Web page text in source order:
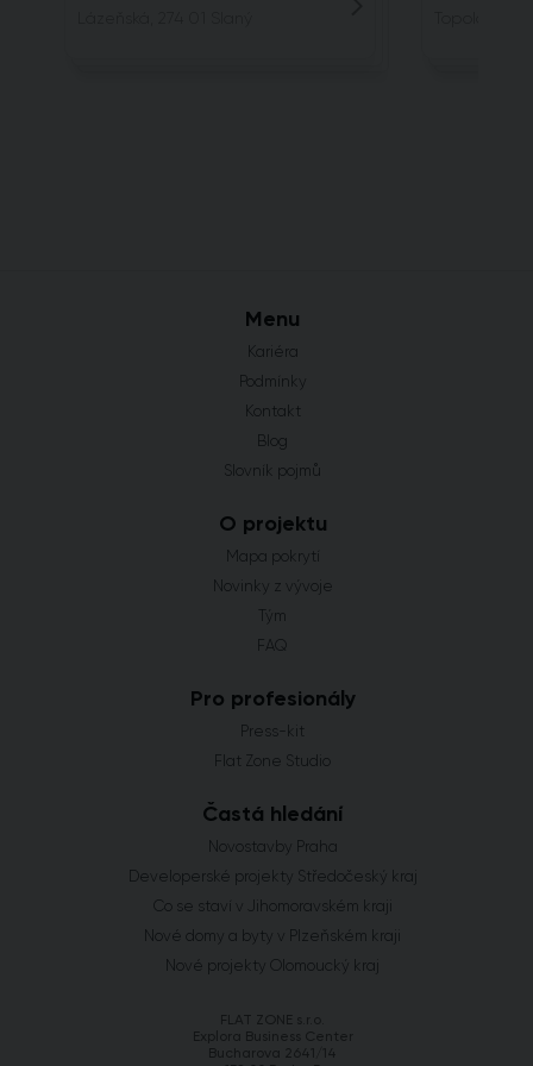
Menu
Kariéra
Podmínky
Kontakt
Blog
Slovník pojmů
O projektu
Mapa pokrytí
Novinky z vývoje
Tým
FAQ
Pro profesionály
Press-kit
Flat Zone Studio
Častá hledání
Novostavby Praha
Developerské projekty Středočeský kraj
Co se staví v Jihomoravském kraji
Nové domy a byty v Plzeňském kraji
Nové projekty Olomoucký kraj
FLAT ZONE s.r.o.
Explora Business Center
Bucharova 2641/14